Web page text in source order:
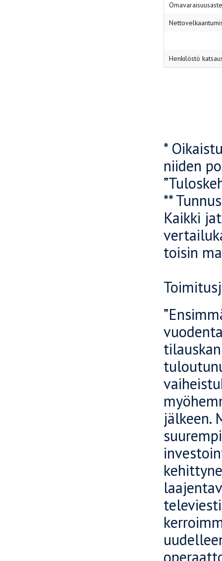
Henkilöstö
*
niiden
**
Kaikki
toisin
jälkeen.